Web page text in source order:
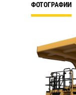
ФОТОГРАФИИ